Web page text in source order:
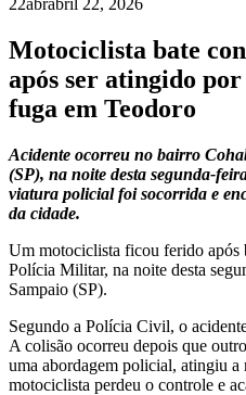
Motociclista bate
após ser atingido
fuga em Teodoro
Acidente ocorreu no bairro
(SP), na noite desta segunda-
viatura policial foi socorrida e
da cidade.
Um motociclista ficou ferido após
Polícia Militar, na noite desta
Sampaio (SP).
Segundo a Polícia Civil, o
A colisão ocorreu depois que
uma abordagem policial, atingiu
motociclista perdeu o controle e